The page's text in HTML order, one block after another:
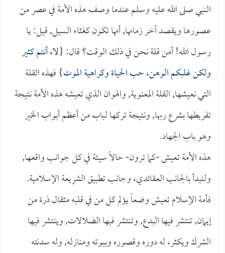
النبي صلى الله عليه وسلم عندما وصف هذه الأمة في عصر من
عصورها ويقصد آخر زمانها, أنها تكون كغثاء السيل, قيل: يا
رسول الله! أمن قلة نحن في ذلك الوقت؟ قال: {لا، أنتم كثير
ولكن غلبكم الوهن، حب الحياة وكراهية الموت} فهذه القلة
التي نعيشها, القلة المعنوية, والهوان الذي تعيشه هذه الأمة نتيجة
تفريطها بشرع ربها, ونتيجة تركها لباب من أعظم أبواب الخير
وهو باب الجهاد.
هذه الأمة تعيش -كما ترون- حالاً سيئة في كل جوانب واقعها,
ولنبدأ بالجانب العقائدي، وجانب تطبيق الشريعة الإسلامية.
فأمة الإسلام تعيش وضعاً يؤلم كل من في قلبه مثقال ذرة من
إيمان, تنتشر فيها البدع, وتنتشر فيها الضلالات, وينتشر فيها
الشرك ويكثر، له دوره وقصوره وبيوته ومنازله, وله سدنته